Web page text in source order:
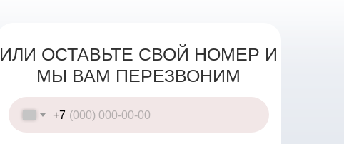
ИЛИ ОСТАВЬТЕ СВОЙ НОМЕР И
МЫ ВАМ ПЕРЕЗВОНИМ
+7